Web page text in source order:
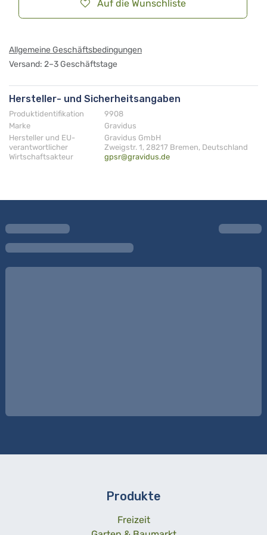
Auf die Wunschliste
Allgemeine Geschäftsbedingungen
Versand: 2–3 Geschäftstage
Hersteller- und Sicherheitsangaben
Produktidentifikation
9908
Marke
Gravidus
Hersteller und EU-
verantwortlicher
Wirtschaftsakteur
Gravidus GmbH
Zweigstr. 1, 28217 Bremen, Deutschland
gpsr@gravidus.de
Produkte
Freizeit